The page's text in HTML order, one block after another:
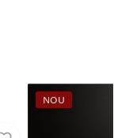
NOU